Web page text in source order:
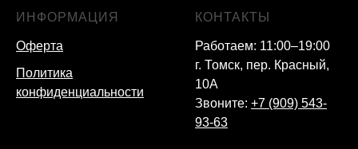
ИНФОРМАЦИЯ
Оферта
Политика
конфиденциальности
КОНТАКТЫ
Работаем: 11:00–19:00
г. Томск, пер. Красный,
10А
Звоните: +7 (909) 543-
93-63